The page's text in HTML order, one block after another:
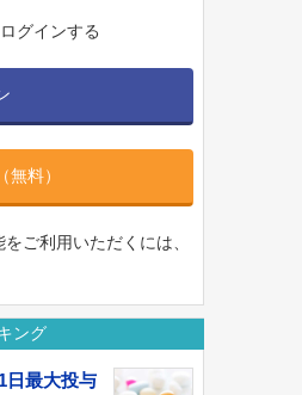
グインする
無料）
ご利用いただくには、
ング
日最大投与